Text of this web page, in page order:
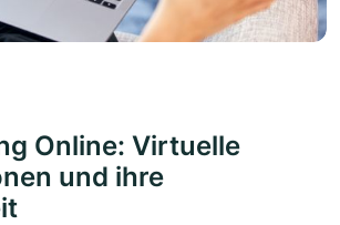
Online: Virtuelle
und ihre